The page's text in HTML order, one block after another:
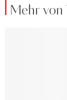
Mehr